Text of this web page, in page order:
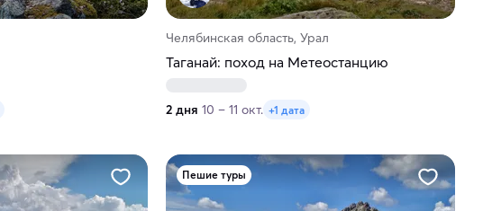
Челябинская область, Урал
Таганай: поход на Метеостанцию
2 дня 10 – 11 окт. +1 дата
Пешие туры